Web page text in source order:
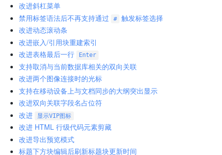
改进斜杠菜单
禁用标签语法后不再支持通过
#
触发标签选择
改进动态滚动条
改进嵌入/引用块重建索引
改进表格最后一行
Enter
支持取消与当前数据库相关的双向关联
改进两个图像连接时的光标
支持在移动设备上与文档同步的大纲突出显示
改进双向关联字段名占位符
改进
显示VIP图标
改进 HTML 行级代码元素剪藏
改进导出预览模式
标题下方块编辑后刷新标题块更新时间